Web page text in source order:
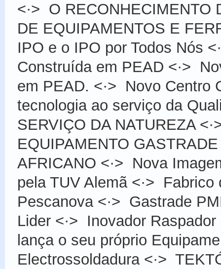
<·> O RECONHECIMENTO
DE EQUIPAMENTOS E
IPO e o IPO por Todos Nós
Construída em PEAD <·>
em PEAD. <·> Novo Centro
tecnologia ao serviço da
SERVIÇO DA NATUREZA
EQUIPAMENTO GASTRADE
AFRICANO <·> Nova
pela TUV Alemã<·> Fabrico
Pescanova<·> Gastrade
Lider <·> Inovador
lança o seu próprio
Electrossoldadura<·>